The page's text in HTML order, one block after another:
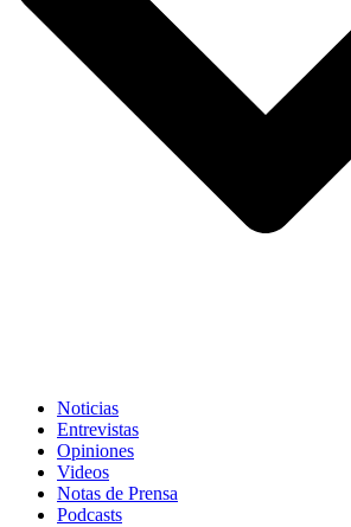
Noticias
Entrevistas
Opiniones
Videos
Notas de Prensa
Podcasts